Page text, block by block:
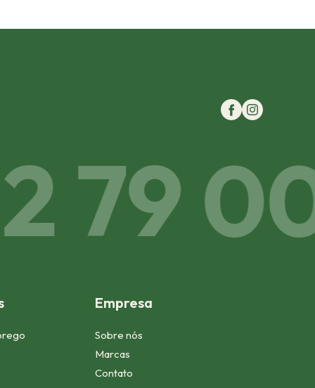
79 00
Empresa
Sobre nós
Marcas
Contato